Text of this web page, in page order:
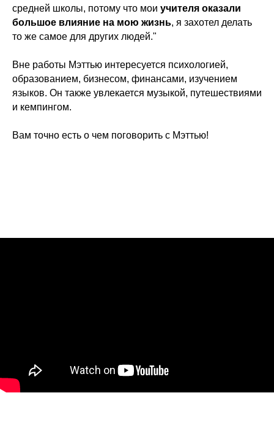
средней школы, потому что мои учителя оказали
большое влияние на мою жизнь, я захотел делать
то же самое для других людей."
Вне работы Мэттью интересуется психологией,
образованием, бизнесом, финансами, изучением
языков. Он также увлекается музыкой, путешествиями
и кемпингом.
Вам точно есть о чем поговорить с Мэттью!